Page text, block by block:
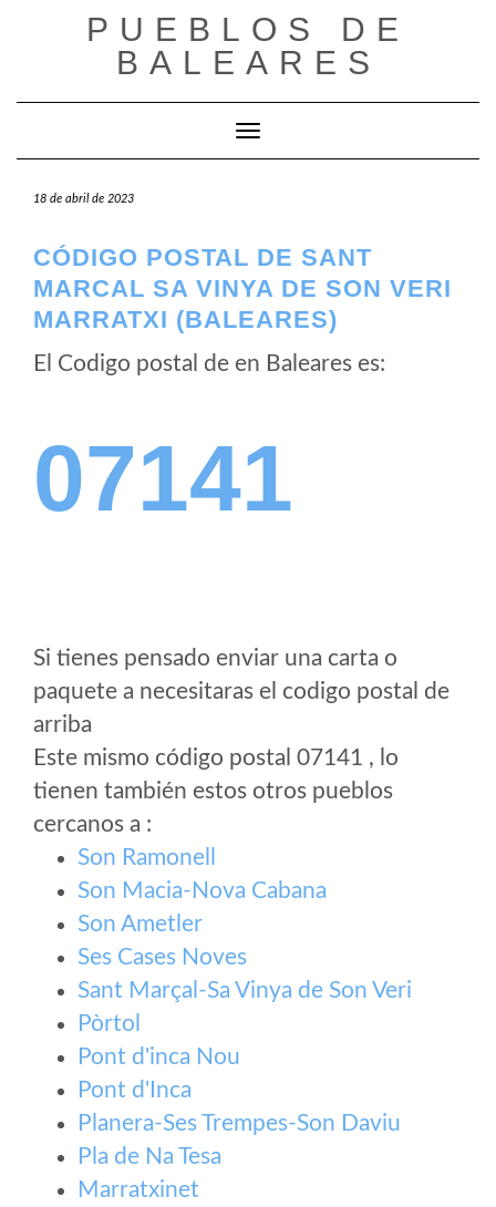
PUEBLOS DE
BALEARES
Cambiar modo de navegación
18 de abril de 2023
CÓDIGO POSTAL DE SANT
MARCAL SA VINYA DE SON VERI
MARRATXI (BALEARES)
El Codigo postal de en Baleares es:
07141
Si tienes pensado enviar una carta o
paquete a necesitaras el codigo postal de
arriba
Este mismo código postal 07141 , lo
tienen también estos otros pueblos
cercanos a :
Son Ramonell
Son Macia-Nova Cabana
Son Ametler
Ses Cases Noves
Sant Marçal-Sa Vinya de Son Veri
Pòrtol
Pont d'inca Nou
Pont d'Inca
Planera-Ses Trempes-Son Daviu
Pla de Na Tesa
Marratxinet